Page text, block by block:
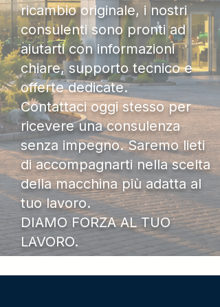
ricambio originale, i nostri
consulenti sono pronti ad
aiutarti con informazioni
chiare, supporto tecnico e
offerte dedicate.
Contattaci oggi stesso per
ricevere una consulenza
senza impegno. Saremo lieti
di accompagnarti nella scelta
della macchina più adatta al
tuo lavoro.
DIAMO FORZA AL TUO
LAVORO.